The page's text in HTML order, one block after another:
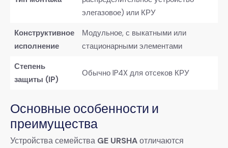
элегазовое) или КРУ
Конструктивное
исполнение
Модульное, с выкатными или
стационарными элементами
Степень
защиты (IP)
Обычно IP4X для отсеков КРУ
Основные особенности и
преимущества
Устройства семейства GE URSHA​ отличаются